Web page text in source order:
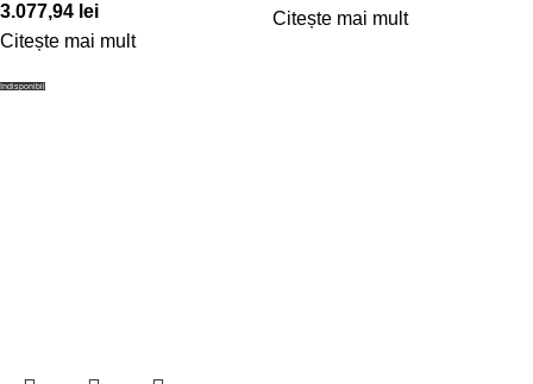
3.077,94 lei
Citește mai mult
Citește mai mult
Indisponibil